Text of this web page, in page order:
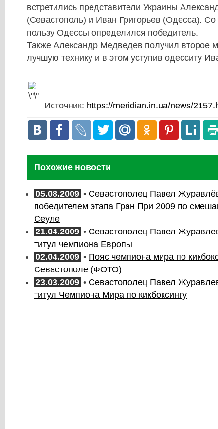
встретились представители Украины
(Севастополь) и Иван Григорьев (Одесса). Со
пользу Одессы определился победитель.
Также Александр Медведев получил второе
лучшую технику и в этом уступив одесситу
Источник: https://meridian.in.ua/news/
Похожие новости
05.08.2009 • Севастополец Павел
победителем этапа Гран При 2009 по
Сеуле
21.04.2009 • Севастополец Павел
титул чемпиона Европы
02.04.2009 • Пояс чемпиона мира по
Севастополе (ФОТО)
23.03.2009 • Севастополец Павел
титул Чемпиона Мира по кикбоксингу